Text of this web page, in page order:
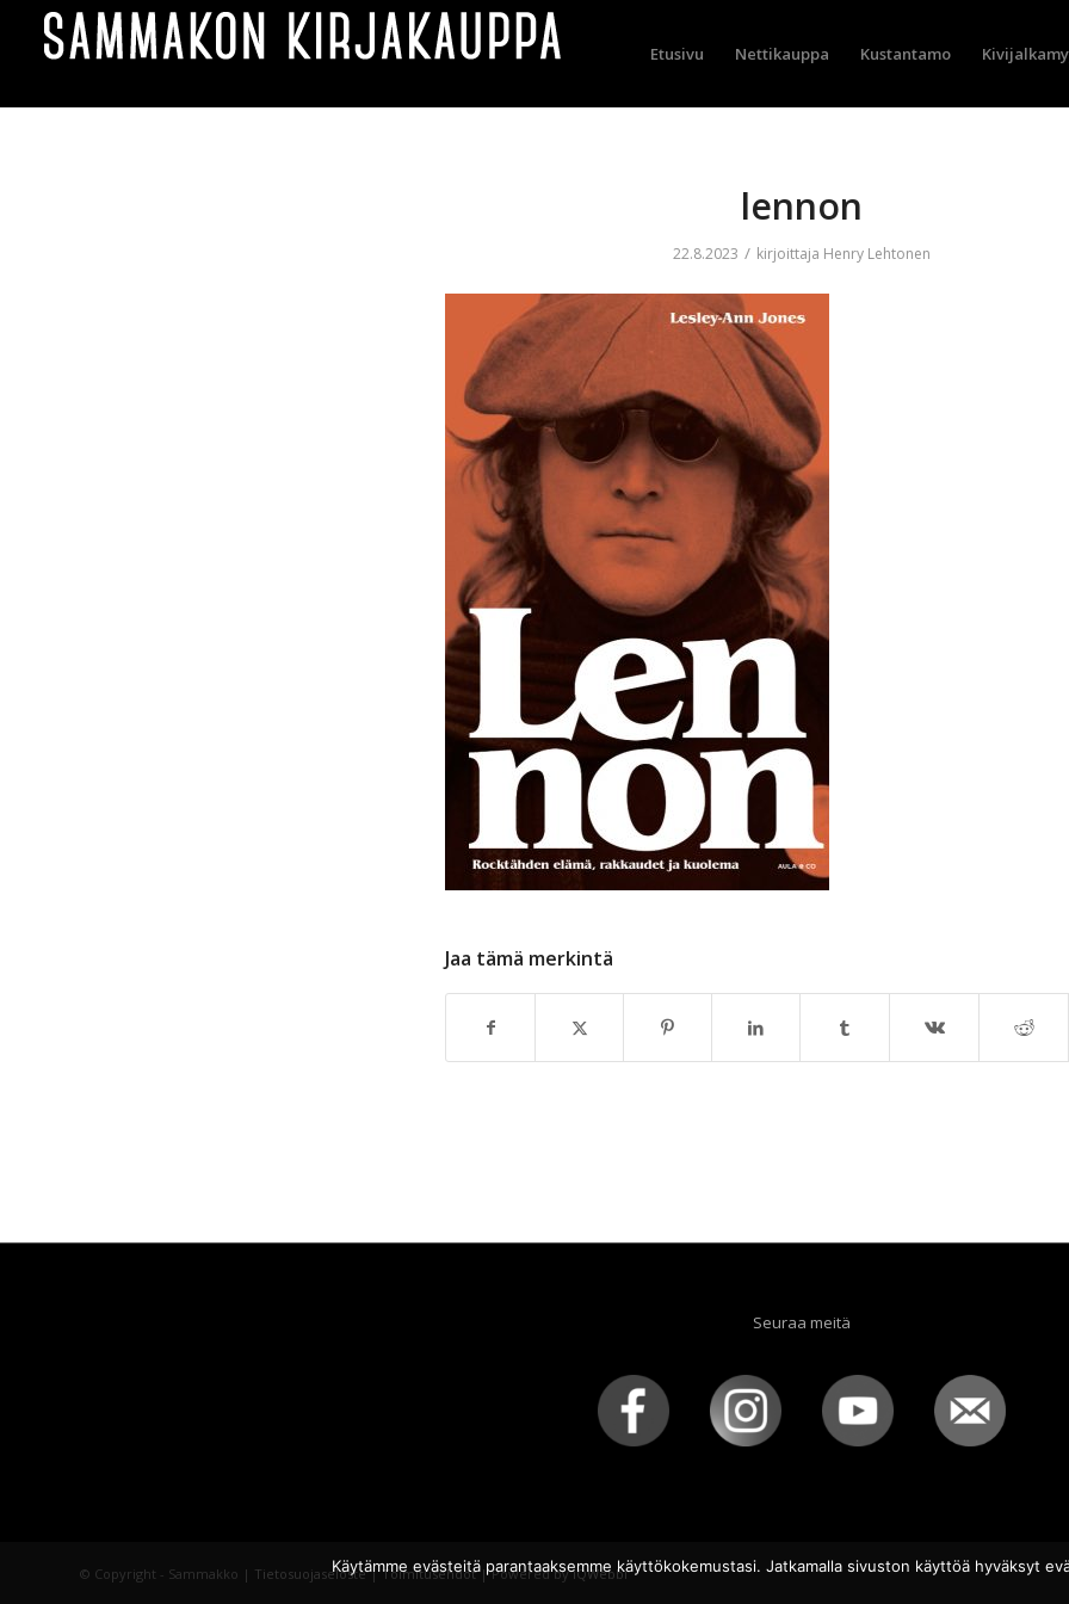
Etusivu Nettikauppa Kustantamo
lennon
22.8.2023 / kirjoittaja Henry Lehtonen
Jaa tämä merkintä
Seuraa meitä
© Copyright - Sammakko | Tietosuojaseloste|Toimitusehdot| Powered byiQWebbi
Käytämme evästeitä parantaaksemme käyttökokemustasi. Jatkamalla sivuston käyttöä hyväksyt